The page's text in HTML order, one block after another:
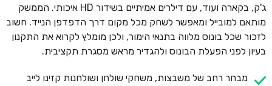
ג'ק, בקארה ועוד, עם דילרים אמיתיים בשידור HD איכותי. הממשק
מותאם למובייל ומאפשר לשחק מכל מקום דרך הדפדפן הנייד. חשוב
לזכור שכל בונוס מלווה בתנאי הימור, ולכן מומלץ לקרוא את התקנון
בעיון לפני הפעלת הבונוס ולהגדיר מראש מסגרת תקציבית.
מבחר רחב של משבצות, משחקי שולחן ושולחנות קזינו לייב